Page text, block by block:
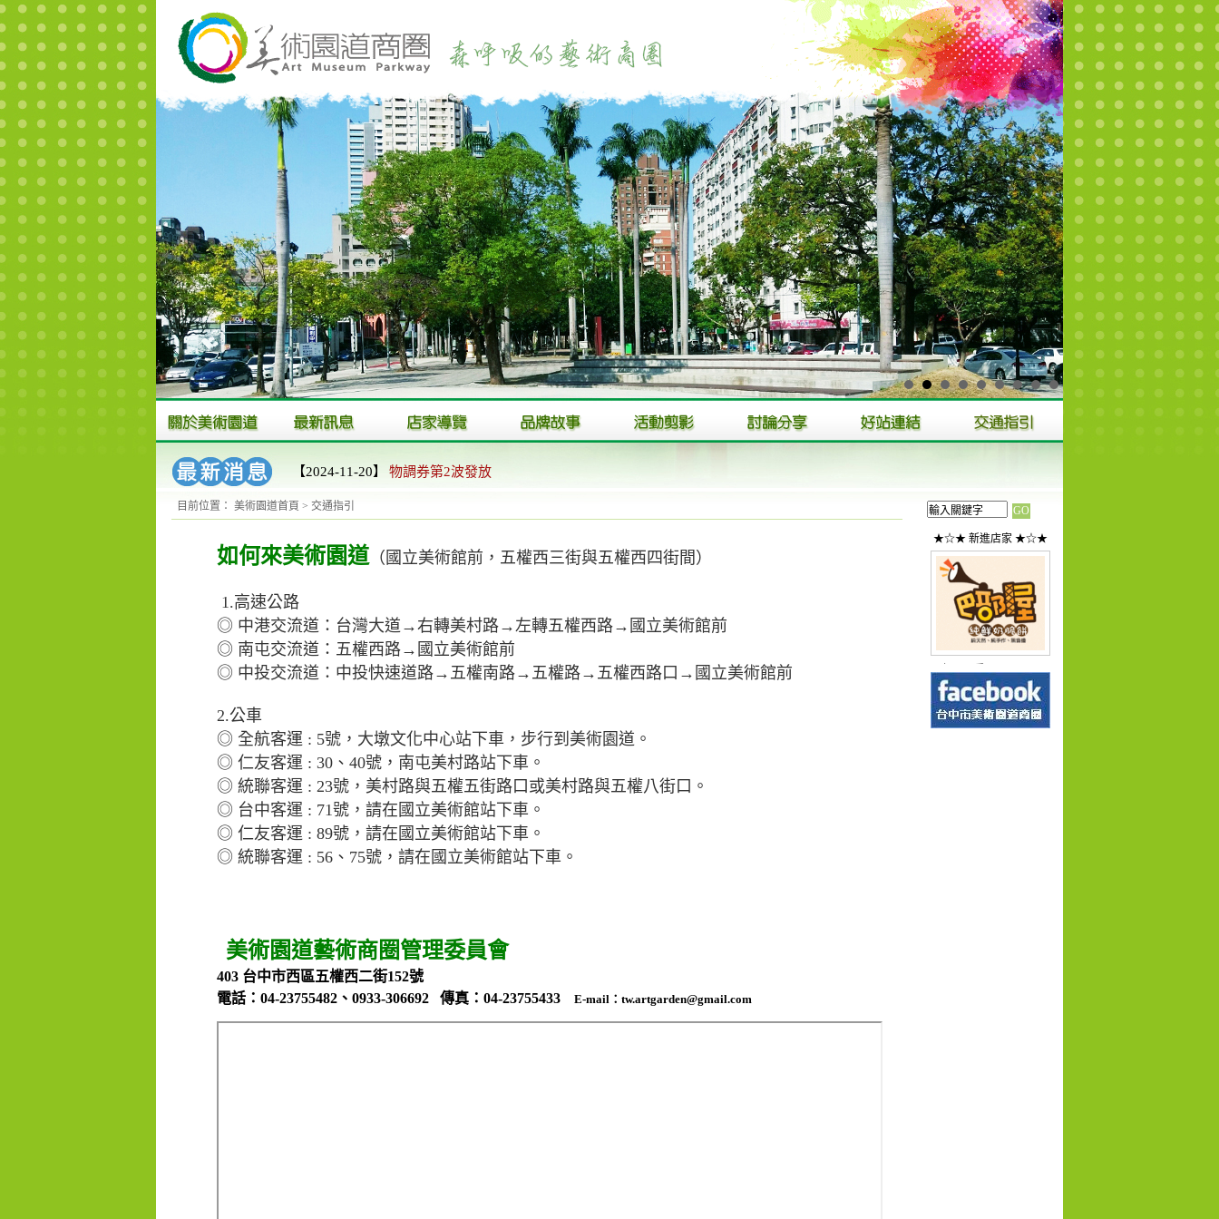
【2024-11-20】 物調券第2波發放
目前位置： 美術園道首頁 > 交通指引
如何來美術園道（國立美術館前，五權西三街與五權西四街間）
1.高速公路
◎ 中港交流道：台灣大道→右轉美村路→左轉五權西路→國立美術館前
◎ 南屯交流道：五權西路→國立美術館前
◎ 中投交流道：中投快速道路→五權南路→五權路→五權西路口→國立美術館前
2.公車
◎ 全航客運 : 5號，大墩文化中心站下車，步行到美術園道。
◎ 仁友客運 : 30、40號，南屯美村路站下車。
◎ 統聯客運 : 23號，美村路與五權五街路口或美村路與五權八街口。
◎ 台中客運 : 71號，請在國立美術館站下車。
◎ 仁友客運 : 89號，請在國立美術館站下車。
◎ 統聯客運 : 56、75號，請在國立美術館站下車。
美術園道藝術商圈管理委員會
403 台中市西區五權西二街152號
電話：04-23755482、0933-306692 傳真：04-23755433
E-mail：tw.artgarden@gmail.com
★☆★ 新進店家 ★☆★
一米麥食品
1 2 3